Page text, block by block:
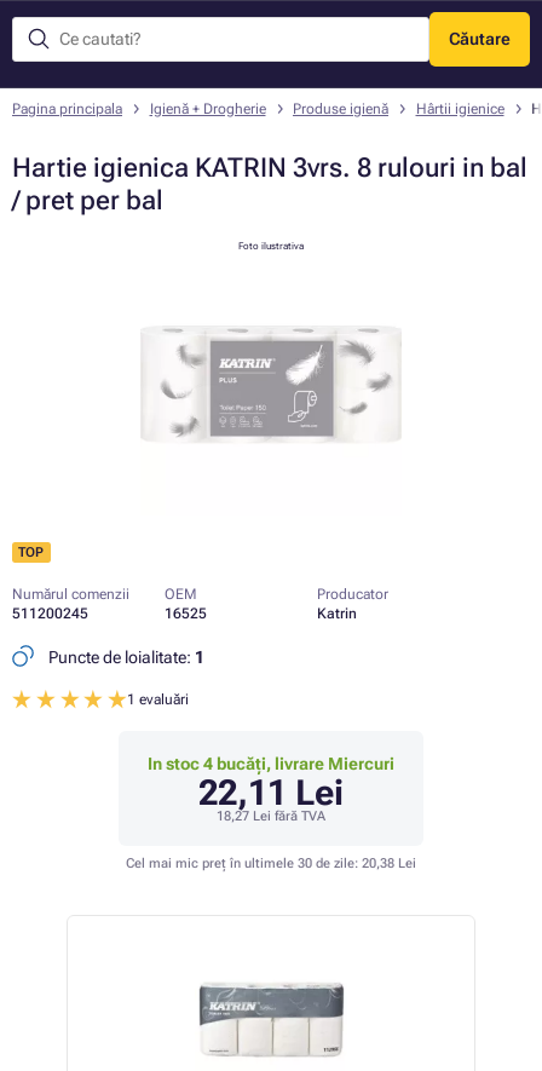
Căutare
Meniu
Pagina principala Igienă + Drogherie Produse igienă Hârtii igienice
Hartie igienica KATRIN 3vrs. 8 rulouri in bal
/ pret per bal
Foto ilustrativa
TOP
Numărul comenzii
511200245
OEM
16525
Producator
Katrin
Puncte de loialitate: 1
1 evaluări
In stoc 4 bucăți, livrare Miercuri
22,11 Lei
18,27 Lei fără TVA
Cel mai mic preț în ultimele 30 de zile: 20,38 Lei